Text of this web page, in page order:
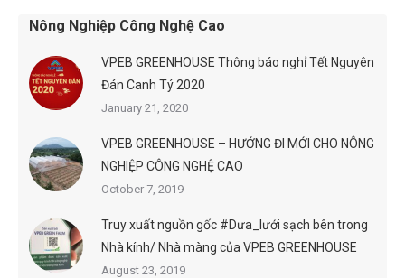
Nông Nghiệp Công Nghệ Cao
VPEB GREENHOUSE Thông báo nghỉ Tết Nguyên
Đán Canh Tý 2020
January 21, 2020
VPEB GREENHOUSE – HƯỚNG ĐI MỚI CHO NÔNG
NGHIỆP CÔNG NGHỆ CAO
October 7, 2019
Truy xuất nguồn gốc #Dưa_lưới sạch bên trong
Nhà kính/ Nhà màng của VPEB GREENHOUSE
August 23, 2019